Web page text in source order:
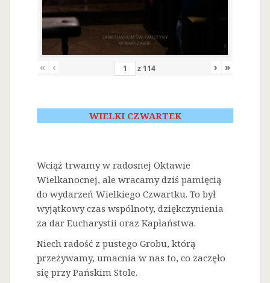
« ‹ z 114 › »
WIELKI CZWARTEK
Wciąż trwamy w radosnej Oktawie
Wielkanocnej, ale wracamy dziś pamięcią
do wydarzeń Wielkiego Czwartku. To był
wyjątkowy czas wspólnoty, dziękczynienia
za dar Eucharystii oraz Kapłaństwa.
Niech radość z pustego Grobu, którą
przeżywamy, umacnia w nas to, co zaczęło
się przy Pańskim Stole.